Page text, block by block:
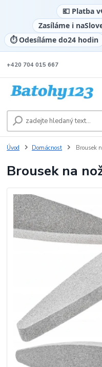
💶 Platba v
Zasíláme i na
⏱️ Odesíláme do24 hodin
+420 704 015 667
Úvod Domácnost Brousek
Brousek na